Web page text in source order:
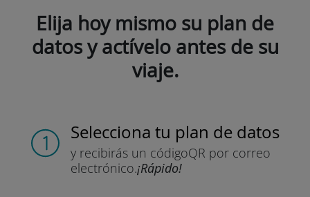
Elija hoy mismo su plan de
datos y actívelo antes de su
viaje.
Selecciona tu plan de datos
y recibirás un códigoQR por correo
electrónico.¡Rápido!